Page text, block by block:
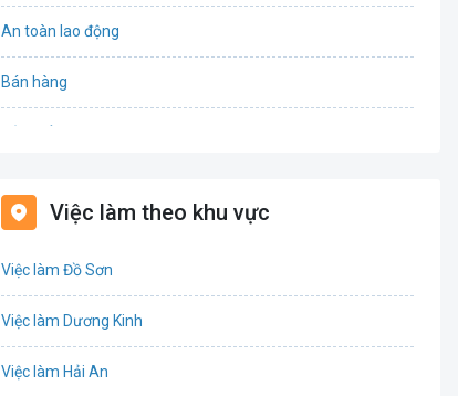
An toàn lao động
Bán hàng
Biên phiên dịch
Việc làm theo khu vực
Việc làm Đồ Sơn
Việc làm Dương Kinh
Việc làm Hải An